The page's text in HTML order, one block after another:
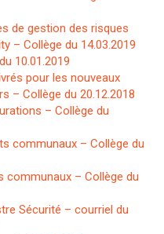
de gestion des risques
– Collège du 14.03.2019
10.01.2019
pour les nouveaux
– Collège du 20.12.2018
– Collège du
communaux – Collège du
communaux – Collège du
Sécurité – courriel du